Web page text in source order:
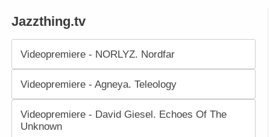
Jazzthing.tv
Videopremiere - NORLYZ. Nordfar
Videopremiere - Agneya. Teleology
Videopremiere - David Giesel. Echoes Of The
Unknown